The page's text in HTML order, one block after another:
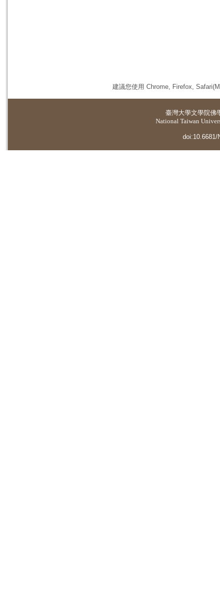
建議您使用 Chrome, Firefox,
臺灣大學文學院佛
National Taiwan
doi:10.6681/